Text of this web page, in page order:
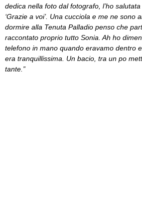
dedica nella foto dal fotografo, l’ho
‘Grazie a voi’. Una cucciola e me ne sono
dormire alla Tenuta Palladio penso che
raccontato proprio tutto Sonia. Ah ho
telefono in mano quando eravamo dentro
era tranquillissima. Un bacio, tra un po
tante.”